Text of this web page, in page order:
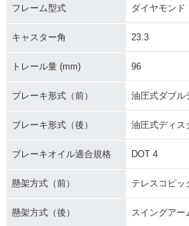
フレーム型式 ダイヤモンド
キャスター角 23.3
トレール量 (mm) 96
ブレーキ形式（前） 油圧式ダブル
ブレーキ形式（後） 油圧式ディス
ブレーキオイル適合規格 DOT 4
懸架方式（前） テレスコピッ
懸架方式（後） スイングアー